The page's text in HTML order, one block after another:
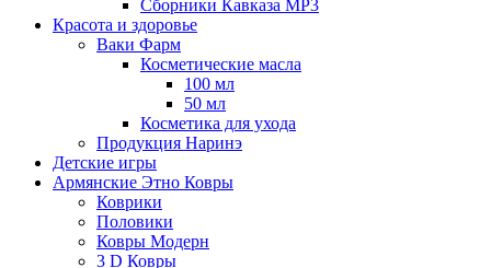
Сборники Кавказа MP3
Красота и здоровье
Ваки Фарм
Косметические масла
100 мл
50 мл
Косметика для ухода
Продукция Наринэ
Детские игры
Армянские Этно Ковры
Коврики
Половики
Ковры Модерн
3 D Ковры